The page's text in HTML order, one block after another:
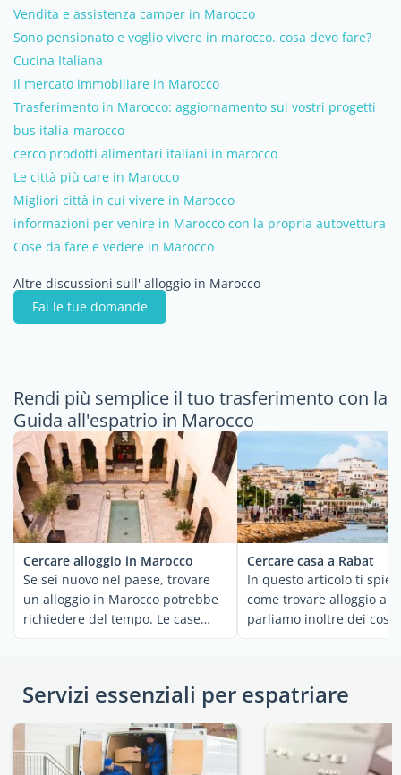
Vendita e assistenza camper in Marocco
Sono pensionato e voglio vivere in marocco. cosa devo fare?
Cucina Italiana
Il mercato immobiliare in Marocco
Trasferimento in Marocco: aggiornamento sui vostri progetti
bus italia-marocco
cerco prodotti alimentari italiani in marocco
Le città più care in Marocco
Migliori città in cui vivere in Marocco
informazioni per venire in Marocco con la propria autovettura
Cose da fare e vedere in Marocco
Altre discussioni sull' alloggio in Marocco
Fai le tue domande
Rendi più semplice il tuo trasferimento con la
Guida all'espatrio in Marocco
Cercare alloggio in Marocco
Se sei nuovo nel paese, trovare
un alloggio in Marocco potrebbe
richiedere del tempo. Le case
Cercare casa a Rabat
In questo articolo ti
come trovare alloggio a
parliamo inoltre dei costi
Servizi essenziali per espatriare